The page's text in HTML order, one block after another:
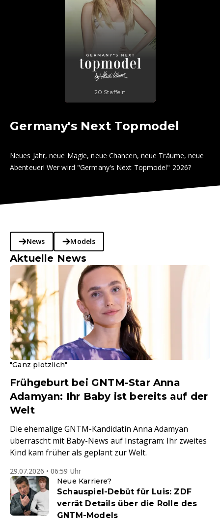
20 Staffeln
Germany's Next Topmodel
Neues Jahr, neue Magie, neue Chancen, neue Träume, neue
Abenteuer! Wer wird "Germany's Next Topmodel" 2026?
News Models
Aktuelle News
"Ganz plötzlich"
Frühgeburt bei GNTM-Star Anna
Adamyan: Ihr Baby ist bereits auf der
Welt
Die ehemalige GNTM-Kandidatin Anna Adamyan
überrascht mit Baby-News auf Instagram: Ihr zweites
Kind kam früher als geplant zur Welt.
29.07.2026 • 06:59 Uhr
Neue Karriere?
Schauspiel-Debüt für Luis: ZDF
verrät Details über die Rolle des
GNTM-Models